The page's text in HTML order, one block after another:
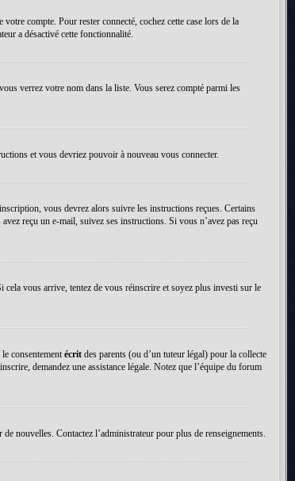
compte. Pour rester connecté, cochez cette case lors de la
a désactivé cette fonctionnalité.
verrez votre nom dans la liste. Vous serez compté parmi les
et vous devriez pouvoir à nouveau vous connecter.
vous devrez alors suivre les instructions reçues. Certains
reçu un e-mail, suivez ses instructions. Si vous n’avez pas reçu
vous arrive, tentez de vous réinscrire et soyez plus investi sur le
consentementécrit des parents (ou d’un tuteur légal) pour la collecte
demandez une assistance légale. Notez que l’équipe du forum
nouvelles. Contactez l’administrateur pour plus de renseignements.